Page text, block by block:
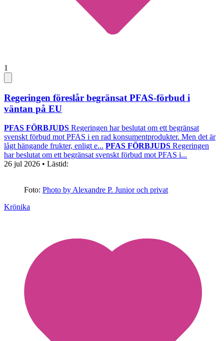
1
Regeringen föreslår begränsat PFAS-förbud i
väntan på EU
PFAS FÖRBJUDS Regeringen har beslutat om ett begränsat
svenskt förbud mot PFAS i en rad konsumentprodukter. Men det är
lågt hängande frukter, enligt e... PFAS FÖRBJUDS Regeringen
har beslutat om ett begränsat svenskt förbud mot PFAS i...
26 jul 2026 • Lästid:
Foto: Photo by Alexandre P. Junior och privat
Krönika